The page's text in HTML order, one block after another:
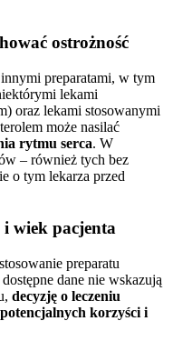
ostrożność
preparatami, w tym
lekami
oraz lekami stosowanymi
może nasilać
rytmu serca. W
– również tych bez
o tym lekarza przed
wiek pacjenta
preparatu
dane nie wskazują
decyzję o leczeniu
korzyści i